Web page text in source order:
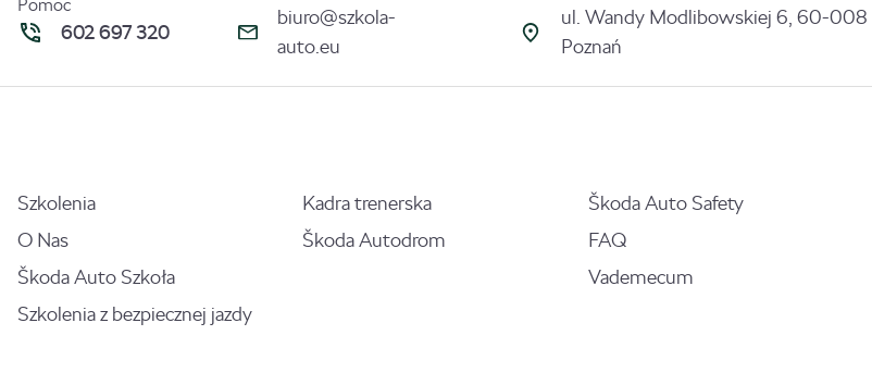
Pomoc
602 697 320
biuro@szkola-
auto.eu
ul. Wandy Modlibowskiej 6, 60-008
Poznań
Szkolenia
O Nas
Škoda Auto Szkoła
Szkolenia z bezpiecznej jazdy
Kadra trenerska
Škoda Autodrom
Škoda Auto Safety
FAQ
Vademecum